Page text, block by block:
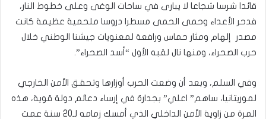
قائدا شرسا شجاعا لا يبارى في ساحات الوغى وعلى خطوط النار،
فدحر الأعداء وحمى الحمى مسطرا دروسا ملحمية عظيمة كانت
مصدر إلهام ومثار حماس ورافعة لمعنويات جيشنا الوطني خلال
حرب الصحراء، ومنها نال لقبه الأول “أسد الصحراء”.
وفي السلم، وبعد أن وضعت الحرب أوزارها وتحقق الأمن الخارجي
لموريتانيا، ساهم” اعلي” بجدارة في إرساء دعائم دولة قوية، هذه
المرة من زاوية الأمن الداخلي الذي أمسك زمامه لـ20 سنة عمت